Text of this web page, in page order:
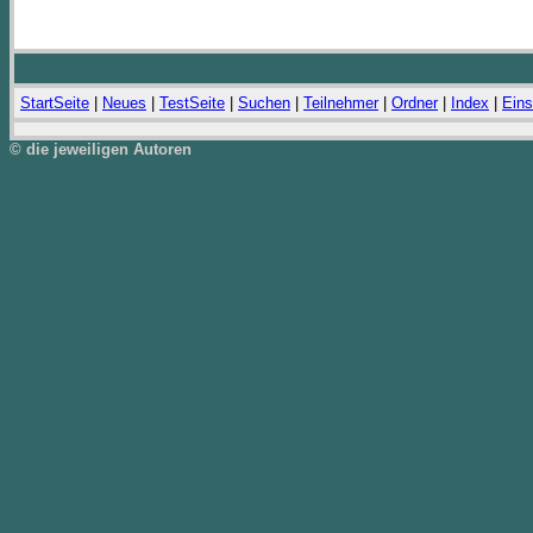
StartSeite Neues TestSeite Suchen Teilnehmer| Ordner| Index
© die jeweiligen Autoren